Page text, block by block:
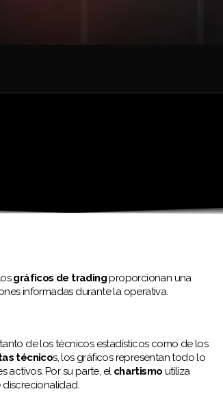
gráficos de tradingproporcionan una
informadas durante la operativa.
de los técnicos estadísticos como de los
técnicos, los gráficos representan todo lo
activos. Por su parte, el chartismo utiliza